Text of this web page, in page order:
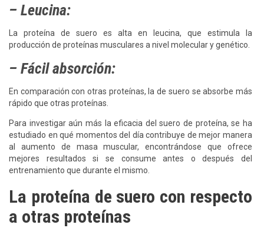
– Leucina:
La proteína de suero es alta en leucina, que estimula la
producción de proteínas musculares a nivel molecular y genético.
– Fácil absorción:
En comparación con otras proteínas, la de suero se absorbe más
rápido que otras proteínas.
Para investigar aún más la eficacia del suero de proteína, se ha
estudiado en qué momentos del día contribuye de mejor manera
al aumento de masa muscular, encontrándose que ofrece
mejores resultados si se consume antes o después del
entrenamiento que durante el mismo.
La proteína de suero con respecto
a otras proteínas